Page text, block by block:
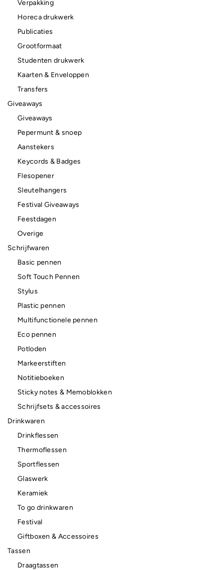
Verpakking
Horeca drukwerk
Publicaties
Grootformaat
Studenten drukwerk
Kaarten & Enveloppen
Transfers
Giveaways
Giveaways
Pepermunt & snoep
Aanstekers
Keycords & Badges
Flesopener
Sleutelhangers
Festival Giveaways
Feestdagen
Overige
Schrijfwaren
Basic pennen
Soft Touch Pennen
Stylus
Plastic pennen
Multifunctionele pennen
Eco pennen
Potloden
Markeerstiften
Notitieboeken
Sticky notes & Memoblokken
Schrijfsets & accessoires
Drinkwaren
Drinkflessen
Thermoflessen
Sportflessen
Glaswerk
Keramiek
To go drinkwaren
Festival
Giftboxen & Accessoires
Tassen
Draagtassen